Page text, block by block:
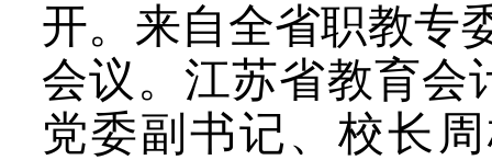
开。来自全省职教专
会议。江苏省教育会
党委副书记、校长